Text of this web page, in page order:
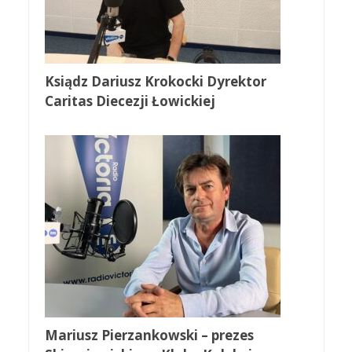
Ksiądz Dariusz Krokocki Dyrektor
Caritas Diecezji Łowickiej
Mariusz Pierzankowski – prezes